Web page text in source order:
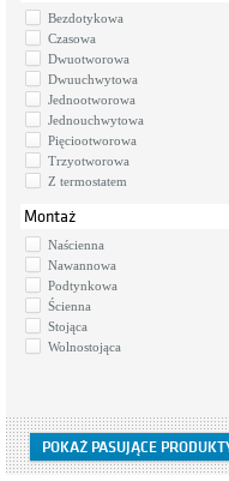
Bezdotykowa
Czasowa
Dwuotworowa
Dwuuchwytowa
Jednootworowa
Jednouchwytowa
Pięciootworowa
Trzyotworowa
Z termostatem
Montaż
Naścienna
Nawannowa
Podtynkowa
Ścienna
Stojąca
Wolnostojąca